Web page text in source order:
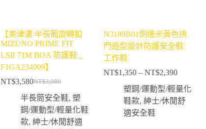
【美津濃 半長筒旋轉扣
MIZUNO PRIME FIT
LSII 71M BOA 防護鞋 _
F1GA234009】
NT$3,980
始
價
格：
NT$3,580
前
價
格：
半長筒安全鞋,塑
鋼/運動型/輕量化鞋
款,紳士/休閒舒適
N3189B01側邊米黃色拱
門造型設計防護安全鞋
工作鞋
NT$1,350 – NT$2,390價
格
範
塑鋼/運動型/輕量化
鞋款,紳士/休閒舒
適安全鞋